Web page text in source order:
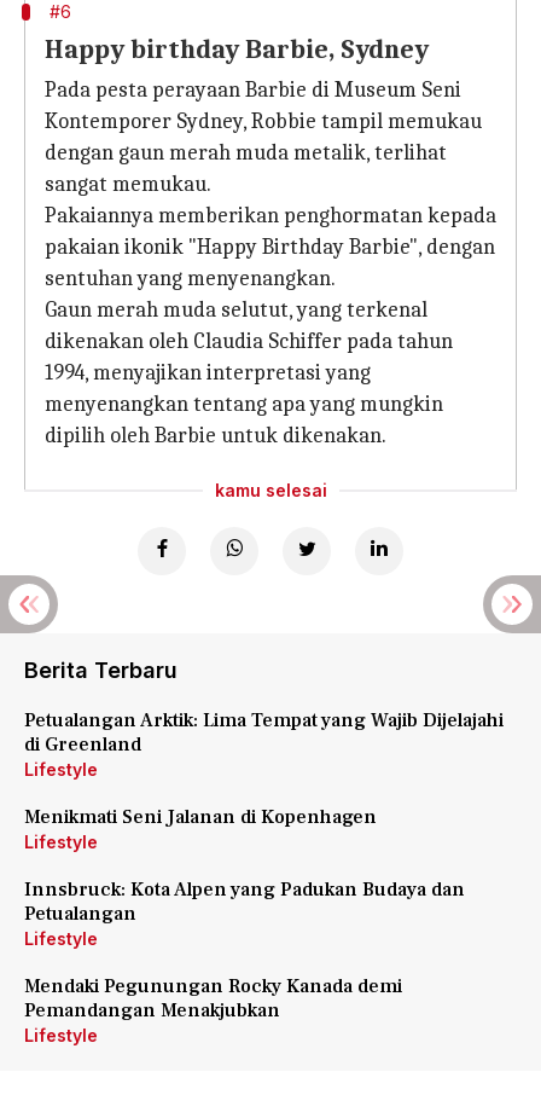
#6
Happy birthday Barbie, Sydney
Pada pesta perayaan Barbie di Museum Seni
Kontemporer Sydney, Robbie tampil memukau
dengan gaun merah muda metalik, terlihat
sangat memukau.
Pakaiannya memberikan penghormatan kepada
pakaian ikonik "Happy Birthday Barbie", dengan
sentuhan yang menyenangkan.
Gaun merah muda selutut, yang terkenal
dikenakan oleh Claudia Schiffer pada tahun
1994, menyajikan interpretasi yang
menyenangkan tentang apa yang mungkin
dipilih oleh Barbie untuk dikenakan.
kamu selesai
Berita Terbaru
Petualangan Arktik: Lima Tempat yang Wajib Dijelajahi
di Greenland
Lifestyle
Menikmati Seni Jalanan di Kopenhagen
Lifestyle
Innsbruck: Kota Alpen yang Padukan Budaya dan
Petualangan
Lifestyle
Mendaki Pegunungan Rocky Kanada demi
Pemandangan Menakjubkan
Lifestyle